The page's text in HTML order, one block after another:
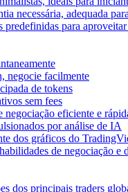
necessária, adequada
predefinidas para
negocie facilmente
de tokens
sem fees
negociação eficiente e
por análise de IA
dos gráficos do
de negociação e
dos principais traders